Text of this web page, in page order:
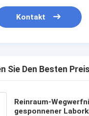
Kontakt
Sie Den Besten
Reinraum-
gesponnener